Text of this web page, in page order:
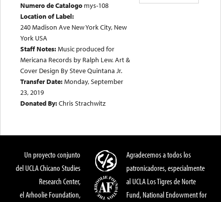
Numero de Catalogo mys-108
Location of Label:
240 Madison Ave New York City, New
York USA
Staff Notes:Music produced for
Mericana Records by Ralph Lew. Art &
Cover Design By Steve Quintana Jr.
Transfer Date:Monday, September
23, 2019
Donated By:Chris Strachwitz
Un proyecto conjunto
del UCLA Chicano Studies
Research Center,
el Arhoolie Foundation,
Agradecemos a todos los
patronicadores, especialmente
al UCLA Los Tigres de Norte
Fund, National Endowment for